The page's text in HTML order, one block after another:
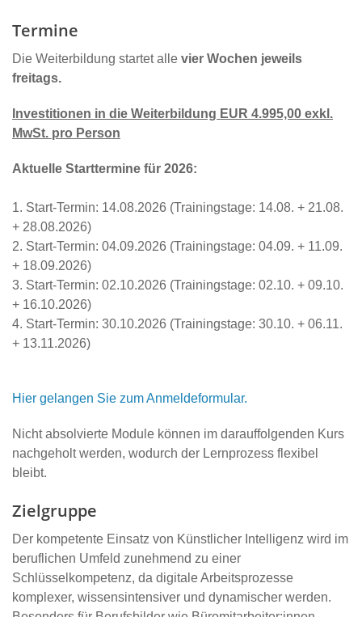
Termine
Die Weiterbildung startet alle vier Wochen jeweils
freitags.
Investitionen in die Weiterbildung EUR 4.995,00 exkl.
MwSt. pro Person
Aktuelle Starttermine für 2026:
1. Start-Termin: 14.08.2026 (Trainingstage: 14.08. + 21.08.
+ 28.08.2026)
2. Start-Termin: 04.09.2026 (Trainingstage: 04.09. + 11.09.
+ 18.09.2026)
3. Start-Termin: 02.10.2026 (Trainingstage: 02.10. + 09.10.
+ 16.10.2026)
4. Start-Termin: 30.10.2026 (Trainingstage: 30.10. + 06.11.
+ 13.11.2026)
Hier gelangen Sie zum Anmeldeformular.
Nicht absolvierte Module können im darauffolgenden Kurs
nachgeholt werden, wodurch der Lernprozess flexibel
bleibt.
Zielgruppe
Der kompetente Einsatz von Künstlicher Intelligenz wird im
beruflichen Umfeld zunehmend zu einer
Schlüsselkompetenz, da digitale Arbeitsprozesse
komplexer, wissensintensiver und dynamischer werden.